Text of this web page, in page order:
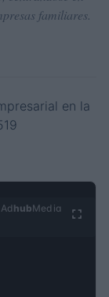
familiares.
Ad hubMedia